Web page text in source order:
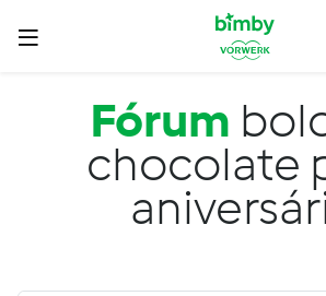
Passar para o conteúdo principal
Fórum
chocolate